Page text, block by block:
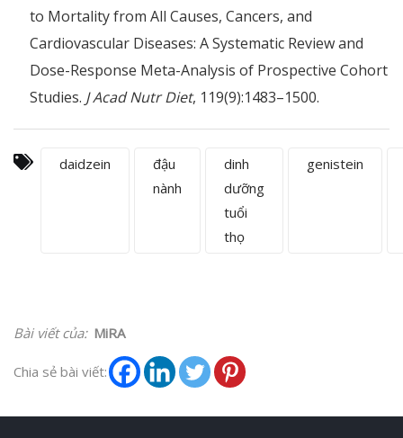
to Mortality from All Causes, Cancers, and
Cardiovascular Diseases: A Systematic Review and
Dose-Response Meta-Analysis of Prospective Cohort
Studies. J Acad Nutr Diet, 119(9):1483–1500.
daidzein
đậu
nành
dinh
dưỡng
tuổi
thọ
genistein
Bài viết của: MiRA
Chia sẻ bài viết: